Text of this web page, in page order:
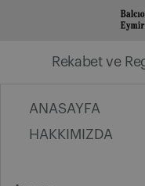
Rekabet ve
ANASAYFA
HAKKIMIZDA